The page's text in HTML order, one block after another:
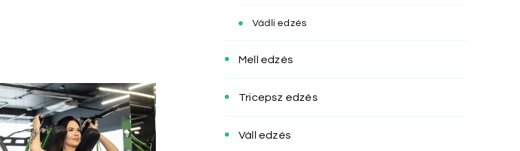
Vádli edzés
Mell edzés
Tricepsz edzés
Váll edzés